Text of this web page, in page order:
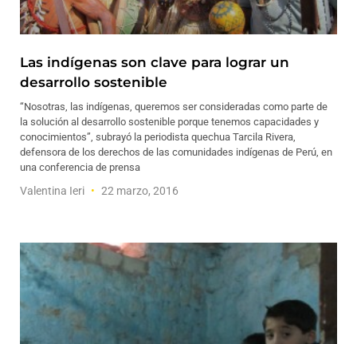
Las indígenas son clave para lograr un
desarrollo sostenible
“Nosotras, las indígenas, queremos ser consideradas como parte de
la solución al desarrollo sostenible porque tenemos capacidades y
conocimientos”, subrayó la periodista quechua Tarcila Rivera,
defensora de los derechos de las comunidades indígenas de Perú, en
una conferencia de prensa
Valentina Ieri 22 marzo, 2016